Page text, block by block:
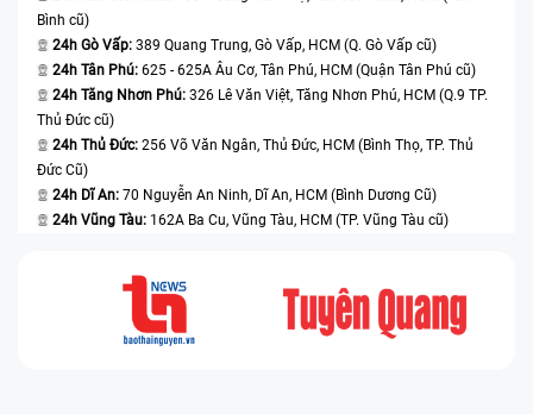
Bình cũ)
24h Gò Vấp: 389 Quang Trung, Gò Vấp, HCM (Q. Gò Vấp cũ)
24h Tân Phú: 625 - 625A Âu Cơ, Tân Phú, HCM (Quận Tân Phú cũ)
24h Tăng Nhơn Phú: 326 Lê Văn Việt, Tăng Nhơn Phú, HCM (Q.9 TP.
Thủ Đức cũ)
24h Thủ Đức: 256 Võ Văn Ngân, Thủ Đức, HCM (Bình Thọ, TP. Thủ
Đức Cũ)
24h Dĩ An: 70 Nguyễn An Ninh, Dĩ An, HCM (Bình Dương Cũ)
24h Vũng Tàu: 162A Ba Cu, Vũng Tàu, HCM (TP. Vũng Tàu cũ)